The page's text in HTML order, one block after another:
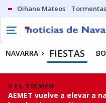
Oihane Mateos
NAVARRA FIESTAS
EL TIEMPO
AEMET vuelve a elevar a